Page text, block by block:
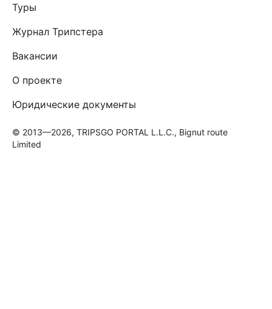
Туры
Журнал Трипстера
Вакансии
О проекте
Юридические документы
© 2013—2026, TRIPSGO PORTAL L.L.C., Bignut route
Limited